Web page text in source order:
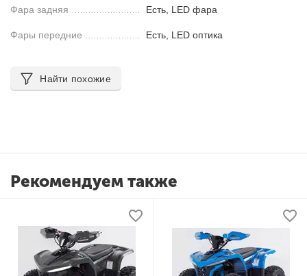
Фара задняя Есть, LED фара
Фары передние Есть, LED оптика
Найти похожие
Рекомендуем также